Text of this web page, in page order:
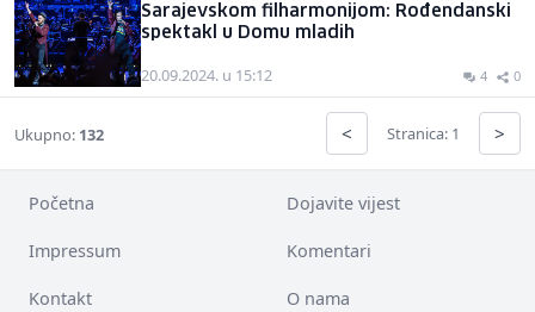
Sarajevskom filharmonijom: Rođendanski
spektakl u Domu mladih
20.09.2024. u 15:12 4 0
Ukupno: 132 < Stranica: 1 >
Početna Dojavite vijest
Impressum Komentari
Kontakt O nama